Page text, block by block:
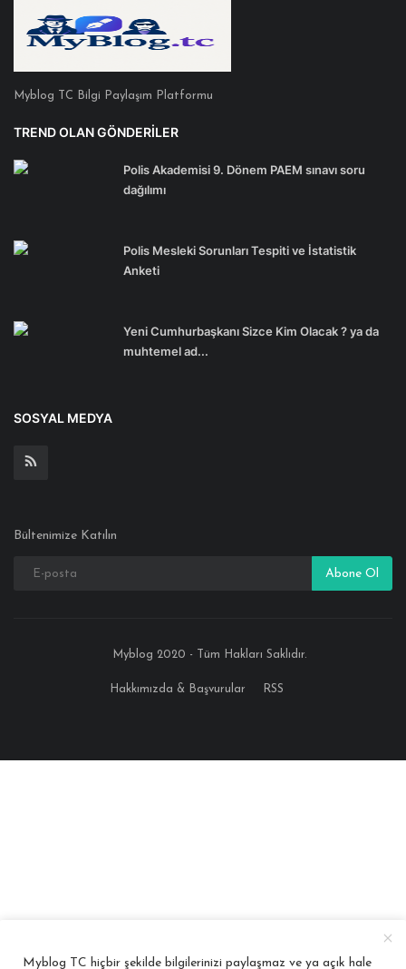
Myblog TC Bilgi Paylaşım Platformu
TREND OLAN GÖNDERILER
Polis Akademisi 9. Dönem PAEM sınavı soru
dağılımı
Polis Mesleki Sorunları Tespiti ve İstatistik
Anketi
Yeni Cumhurbaşkanı Sizce Kim Olacak ? ya da
muhtemel ad...
SOSYAL MEDYA
Bültenimize Katılın
Abone Ol
Myblog 2020 - Tüm Hakları Saklıdır.
Hakkımızda & Başvurular RSS
Myblog TC hiçbir şekilde bilgilerinizi paylaşmaz ve ya açık hale